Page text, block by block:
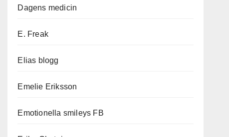
Dagens medicin
E. Freak
Elias blogg
Emelie Eriksson
Emotionella smileys FB